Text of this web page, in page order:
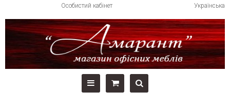
Українська
Особистий кабінет